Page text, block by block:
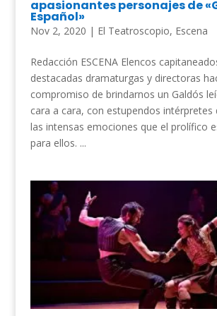
apasionantes personajes de
Español»
Nov 2, 2020 | El Teatroscopio, Escena
Redacción ESCENA Elencos
destacadas dramaturgas y directoras
compromiso de brindarnos un Galdós
cara a cara, con estupendos intérpretes
las intensas emociones que el prolífico
para ellos. ...